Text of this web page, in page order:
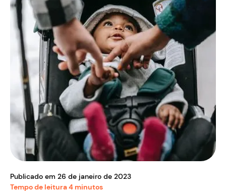
Publicado em 26 de janeiro de 2023
Tempo de leitura4 minutos